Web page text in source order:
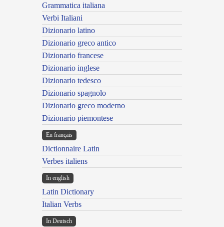
Grammatica italiana
Verbi Italiani
Dizionario latino
Dizionario greco antico
Dizionario francese
Dizionario inglese
Dizionario tedesco
Dizionario spagnolo
Dizionario greco moderno
Dizionario piemontese
En français
Dictionnaire Latin
Verbes italiens
In english
Latin Dictionary
Italian Verbs
In Deutsch